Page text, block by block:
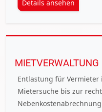
Details ansehen
MIETVERWALTUNG
Entlastung für Vermieter
Mietersuche bis zur